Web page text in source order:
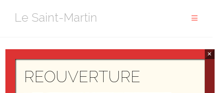
Le Saint-Martin
cropped-IMG_7737-1.jpg
REOUVERTURE
×